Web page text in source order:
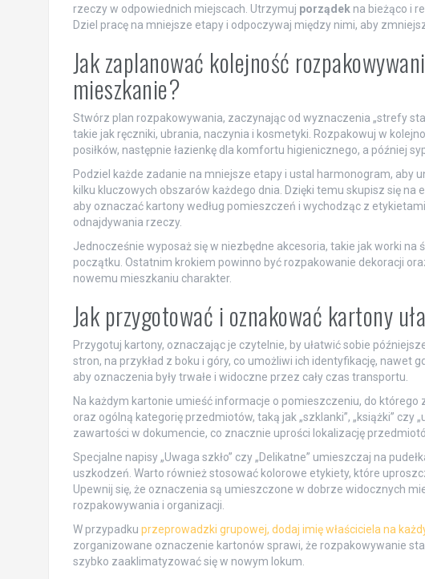
rzeczy w odpowiednich miejscach. Utrzymuj porządekna bieżąco i
Dziel pracę na mniejsze etapy i odpoczywaj między nimi, aby
Jak zaplanować kolejność
mieszkanie?
Stwórz plan rozpakowywania, zaczynając od wyznaczenia „strefy
takie jak ręczniki, ubrania, naczynia i kosmetyki. Rozpakowuj w
posiłków, następnie łazienkę dla komfortu higienicznego, a później
Podziel każde zadanie na mniejsze etapy i ustal harmonogram, aby
kilku kluczowych obszarów każdego dnia. Dzięki temu skupisz się
aby oznaczać kartony według pomieszczeń i wychodząc z
odnajdywania rzeczy.
Jednocześnie wyposaż się w niezbędne akcesoria, takie jak worki
początku. Ostatnim krokiem powinno być rozpakowanie dekoracji
nowemu mieszkaniu charakter.
Jak przygotować i oznakować kartony
Przygotuj kartony, oznaczając je czytelnie, by ułatwić sobie
stron, na przykład z boku i góry, co umożliwi ich identyfikację, nawet
aby oznaczenia były trwałe i widoczne przez cały czas transportu.
Na każdym kartonie umieść informacje o pomieszczeniu, do którego
oraz ogólną kategorię przedmiotów, taką jak „szklanki”, „książki” czy
zawartości w dokumencie, co znacznie uprości lokalizację
Specjalne napisy „Uwaga szkło” czy „Delikatne” umieszczaj na
uszkodzeń. Warto również stosować kolorowe etykiety, które
Upewnij się, że oznaczenia są umieszczone w dobrze widocznych
rozpakowywania i organizacji.
W przypadku przeprowadzki grupowej, dodaj imię właściciela na
zorganizowane oznaczenie kartonów sprawi, że rozpakowywanie
szybko zaaklimatyzować się w nowym lokum.